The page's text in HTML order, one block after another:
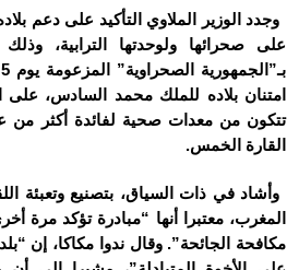
وجدد الوزير الملاوي التأكيد على دعم
على صحرائها ولوحدتها الترابية،
امتنان بلاده للملك محمد السادس، على
تتكون من معدات صحية لفائدة أكثر من
القارة الخمس.
المغرب، معتبرا أنها “مبادرة تؤكد مرة
مكافحة الجائحة”. وقال ندوا مكاكا، إن